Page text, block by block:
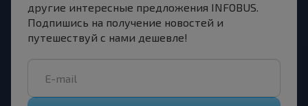
другие интересные предложения INFOBUS.
Подпишись на получение новостей и
путешествуй с нами дешевле!